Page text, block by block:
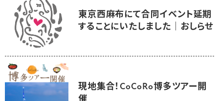
東京西麻布にて合同イベント延期
することにいたしました｜おしらせ
現地集合！CoCoRo博多ツアー開
催